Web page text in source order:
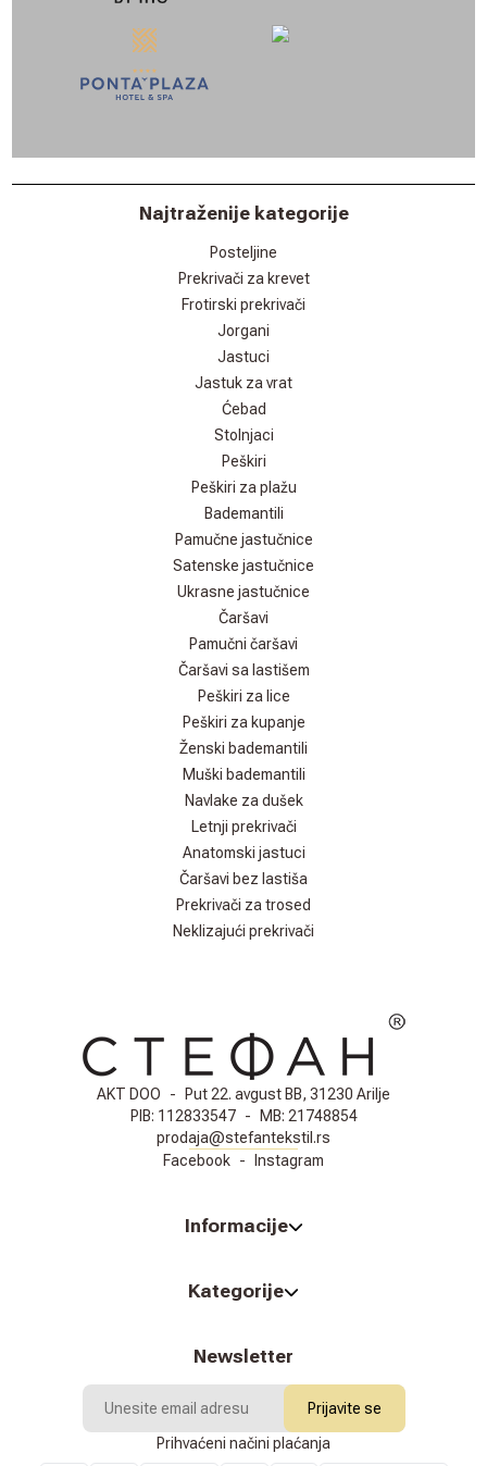
Najtraženije kategorije
Posteljine
Prekrivači za krevet
Frotirski prekrivači
Jorgani
Jastuci
Jastuk za vrat
Ćebad
Stolnjaci
Peškiri
Peškiri za plažu
Bademantili
Pamučne jastučnice
Satenske jastučnice
Ukrasne jastučnice
Čaršavi
Pamučni čaršavi
Čaršavi sa lastišem
Peškiri za lice
Peškiri za kupanje
Ženski bademantili
Muški bademantili
Navlake za dušek
Letnji prekrivači
Anatomski jastuci
Čaršavi bez lastiša
Prekrivači za trosed
Neklizajući prekrivači
AKT DOO -
Put 22. avgust BB, 31230 Arilje
PIB: 112833547 - MB: 21748854
prodaja@stefantekstil.rs
Facebook - Instagram
Informacije
Kategorije
Newsletter
Prijavite se
Prihvaćeni načini plaćanja